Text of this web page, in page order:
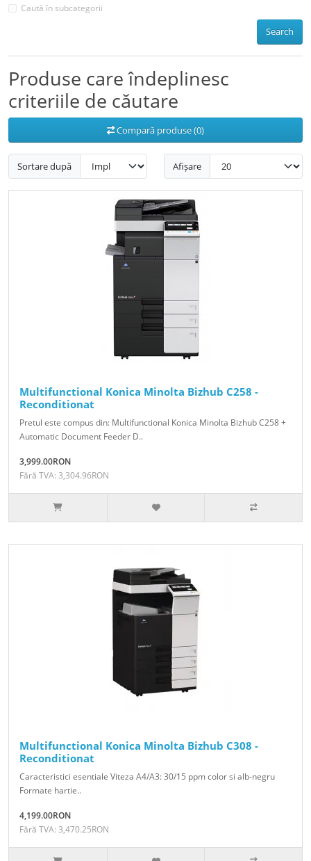
Caută în subcategorii
Search
Produse care îndeplinesc
criteriile de căutare
Compară produse (0)
Sortare după Afișare
Multifunctional Konica Minolta Bizhub C258 -
Reconditionat
Pretul este compus din: Multifunctional Konica Minolta Bizhub C258 +
Automatic Document Feeder D..
3,999.00RON
Fără TVA: 3,304.96RON
Multifunctional Konica Minolta Bizhub C308 -
Reconditionat
Caracteristici esentiale Viteza A4/A3: 30/15 ppm color si alb-negru
Formate hartie..
4,199.00RON
Fără TVA: 3,470.25RON